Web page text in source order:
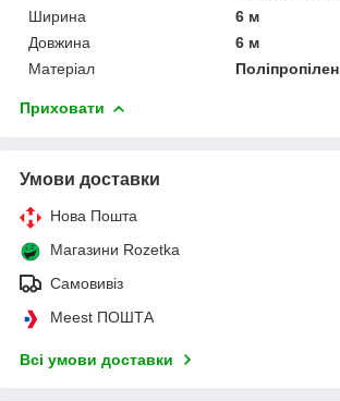
Ширина
6 м
Довжина
6 м
Матеріал
Поліпропілен
Приховати
Умови доставки
Нова Пошта
Магазини Rozetka
Самовивіз
Meest ПОШТА
Всі умови доставки